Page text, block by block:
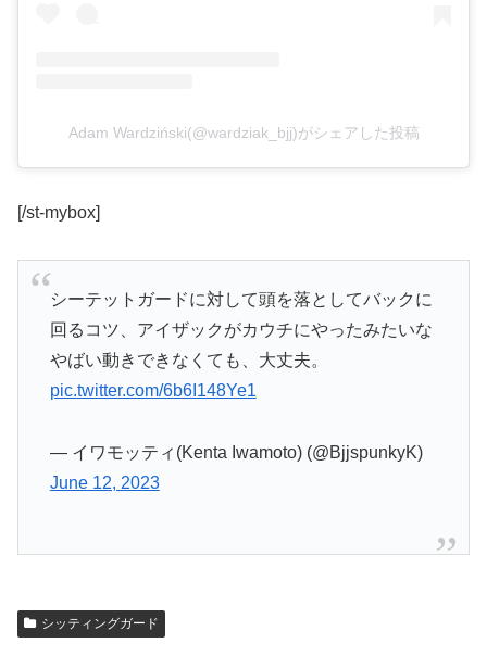
Adam Wardziński(@wardziak_bjj)がシェアした投稿
[/st-mybox]
シーテットガードに対して頭を落としてバックに
回るコツ、アイザックがカウチにやったみたいな
やばい動きできなくても、大丈夫。
pic.twitter.com/6b6I148Ye1
— イワモッティ(Kenta Iwamoto) (@BjjspunkyK)
June 12, 2023
シッティングガード